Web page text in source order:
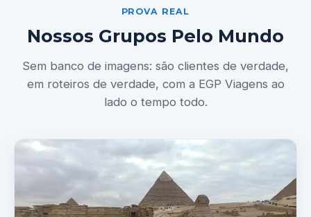
PROVA REAL
Nossos Grupos Pelo Mundo
Sem banco de imagens: são clientes de verdade,
em roteiros de verdade, com a EGP Viagens ao
lado o tempo todo.